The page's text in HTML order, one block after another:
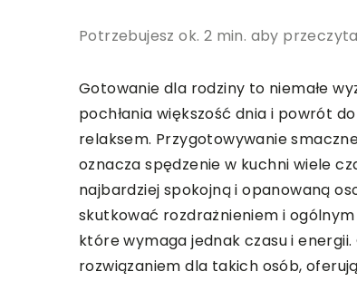
Potrzebujesz ok. 2 min. aby
Gotowanie dla rodziny to niemałe
pochłania większość dnia i powrót
relaksem. Przygotowywanie
oznacza spędzenie w kuchni wiele
najbardziej spokojną i opanowaną
skutkować rozdrażnieniem i
które wymaga jednak czasu i
rozwiązaniem dla takich osób,